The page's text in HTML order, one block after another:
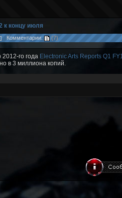
к концу июля
Комментарии: (7)
го года Electronic Arts Reports Q1
в 3 миллиона копий.